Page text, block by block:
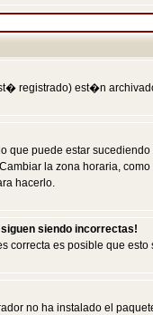
registrado) est�n
que puede estar
Cambiar la zona horaria,
hacerlo.
siendo incorrectas!
correcta es posible que
no ha instalado el